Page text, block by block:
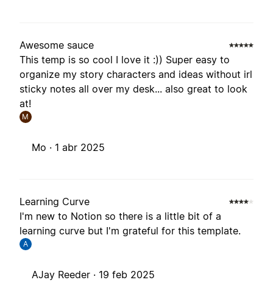
Awesome sauce
This temp is so cool I love it :)) Super easy to
organize my story characters and ideas without irl
sticky notes all over my desk... also great to look
at!
M
Mo · 1 abr 2025
Learning Curve
I'm new to Notion so there is a little bit of a
learning curve but I'm grateful for this template.
A
AJay Reeder · 19 feb 2025